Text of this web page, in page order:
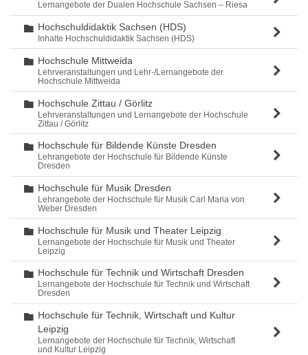
Lernangebote der Dualen Hochschule Sachsen – Riesa
Ordner
Hochschuldidaktik Sachsen (HDS)
Inhalte Hochschuldidaktik Sachsen (HDS)
Ordner
Hochschule Mittweida
Lehrveranstaltungen und Lehr-/Lernangebote der
Hochschule Mittweida
Ordner
Hochschule Zittau / Görlitz
Lehrveranstaltungen und Lernangebote der Hochschule
Zittau / Görlitz
Ordner
Hochschule für Bildende Künste Dresden
Lehrangebote der Hochschule für Bildende Künste
Dresden
Ordner
Hochschule für Musik Dresden
Lehrangebote der Hochschule für Musik Carl Maria von
Weber Dresden
Ordner
Hochschule für Musik und Theater Leipzig
Lernangebote der Hochschule für Musik und Theater
Leipzig
Ordner
Hochschule für Technik und Wirtschaft Dresden
Lernangebote der Hochschule für Technik und Wirtschaft
Dresden
Ordner
Hochschule für Technik, Wirtschaft und Kultur
Leipzig
Lernangebote der Hochschule für Technik, Wirtschaft
und Kultur Leipzig